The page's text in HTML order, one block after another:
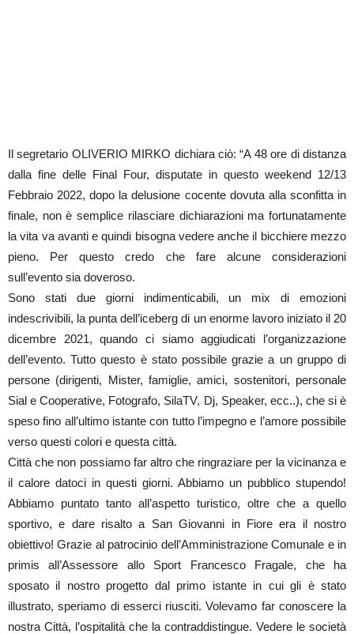
Il segretario OLIVERIO MIRKO dichiara ciò: “A 48 ore di distanza
dalla fine delle Final Four, disputate in questo weekend 12/13
Febbraio 2022, dopo la delusione cocente dovuta alla sconfitta in
finale, non è semplice rilasciare dichiarazioni ma fortunatamente
la vita va avanti e quindi bisogna vedere anche il bicchiere mezzo
pieno. Per questo credo che fare alcune considerazioni
sull’evento sia doveroso.
Sono stati due giorni indimenticabili, un mix di emozioni
indescrivibili, la punta dell’iceberg di un enorme lavoro iniziato il 20
dicembre 2021, quando ci siamo aggiudicati l’organizzazione
dell’evento. Tutto questo è stato possibile grazie a un gruppo di
persone (dirigenti, Mister, famiglie, amici, sostenitori, personale
Sial e Cooperative, Fotografo, SilaTV, Dj, Speaker, ecc..), che si è
speso fino all’ultimo istante con tutto l’impegno e l’amore possibile
verso questi colori e questa città.
Città che non possiamo far altro che ringraziare per la vicinanza e
il calore datoci in questi giorni. Abbiamo un pubblico stupendo!
Abbiamo puntato tanto all’aspetto turistico, oltre che a quello
sportivo, e dare risalto a San Giovanni in Fiore era il nostro
obiettivo! Grazie al patrocinio dell’Amministrazione Comunale e in
primis all’Assessore allo Sport Francesco Fragale, che ha
sposato il nostro progetto dal primo istante in cui gli è stato
illustrato, speriamo di esserci riusciti. Volevamo far conoscere la
nostra Città, l’ospitalità che la contraddistingue. Vedere le società